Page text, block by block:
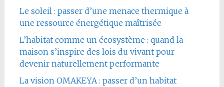
Le soleil : passer d’une menace thermique à
une ressource énergétique maîtrisée
L’habitat comme un écosystème : quand la
maison s’inspire des lois du vivant pour
devenir naturellement performante
La vision OMAKEYA : passer d’un habitat